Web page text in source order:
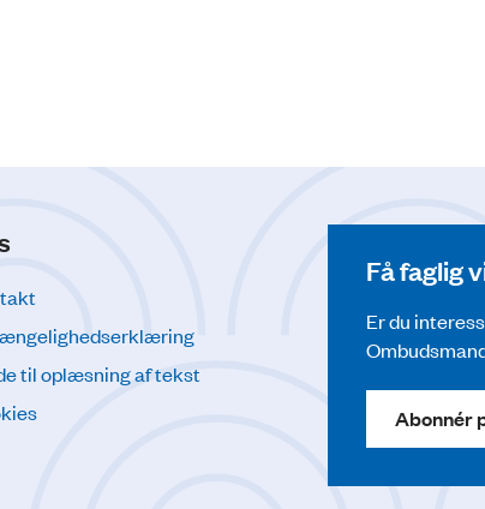
til oplæsning af tekst
Få faglig
Er du
Abonnér